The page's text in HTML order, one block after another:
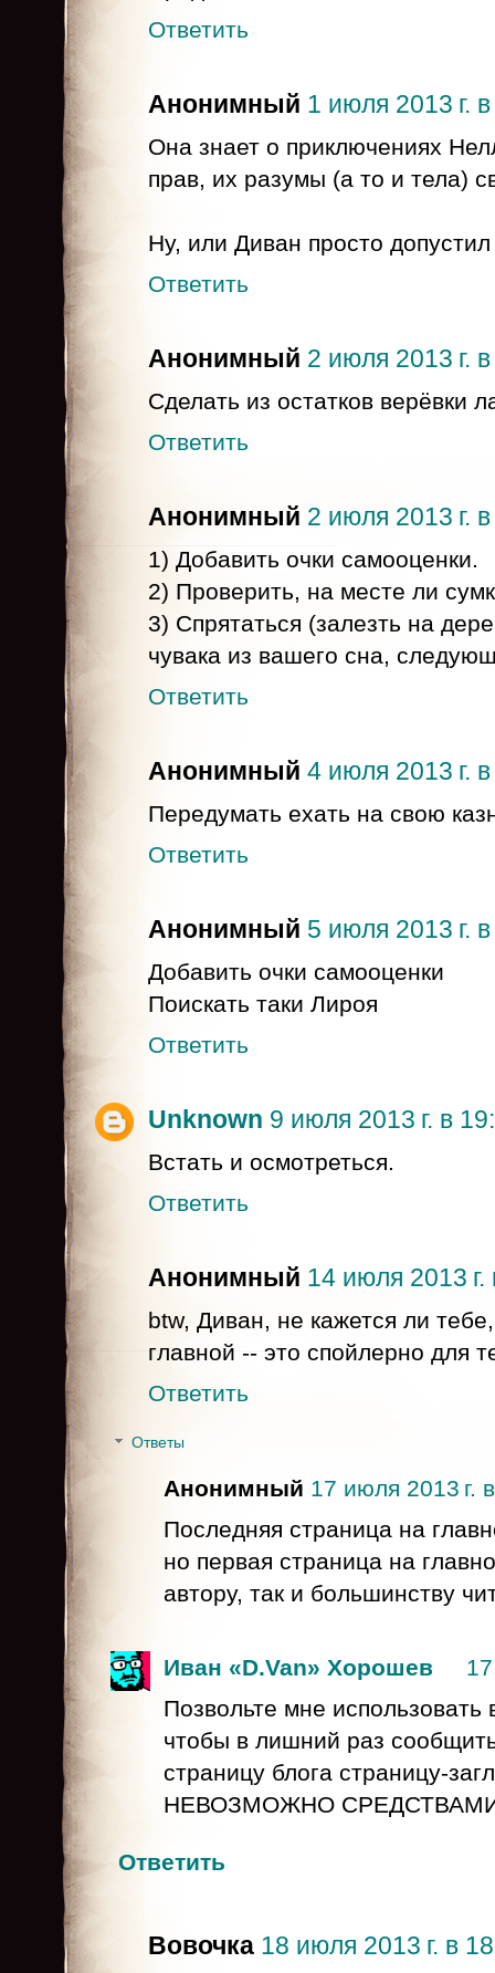
Ответить
Анонимный 1 июля 2013 г.
Она знает о приключениях
прав, их разумы (а то и тела)
Ну, или Диван просто
Ответить
Анонимный 2 июля 2013 г.
Сделать из остатков верёвки
Ответить
Анонимный 2 июля 2013 г.
1) Добавить очки самооценки.
2) Проверить, на месте ли
3) Спрятаться (залезть на
чувака из вашего сна,
Ответить
Анонимный 4 июля 2013 г.
Передумать ехать на свою
Ответить
Анонимный 5 июля 2013 г.
Добавить очки самооценки
Поискать таки Лироя
Ответить
Unknown 9 июля 2013 г. в
Встать и осмотреться.
Ответить
Анонимный 14 июля 2013 г.
btw, Диван, не кажется ли
главной -- это спойлерно для
Ответить
Ответы
Анонимный 17 июля 2013 г.
Последняя страница на
но первая страница на
автору, так и большинству
Иван «D.Van» Хорошев
Позвольте мне
чтобы в лишний раз
страницу блога страницу-
НЕВОЗМОЖНО СРЕДСТВАМИ
Ответить
Вовочка 18 июля 2013 г. в